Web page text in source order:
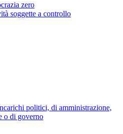
zero
soggette a controllo
politici, di amministrazione,
o di governo